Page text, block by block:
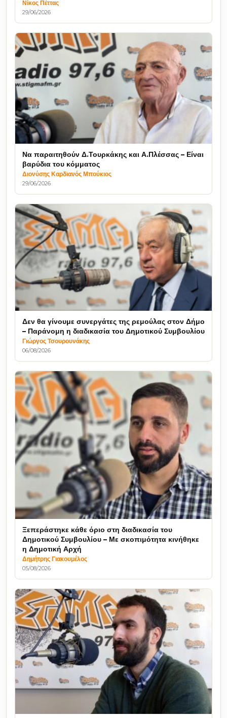
Νίκος Πέττας
29/06/2026
Να παραιτηθούν Δ.Τουρκάκης και Α.Πλέσσας – Είναι
βαρύδια του κόμματος
Διονύσης Καρδιανός Μπούκιος
29/06/2026
Δεν θα γίνουμε συνεργάτες της ρεμούλας στον Δήμο
– Παράνομη η διαδικασία του Δημοτικού Συμβουλίου
Γιώργος Τσουρουνάκης
06/08/2026
Ξεπεράστηκε κάθε όριο στη διαδικασία του
Δημοτικού Συμβουλίου – Με σκοπιμότητα κινήθηκε
η Δημοτική Αρχή
Δημήτρης Γιακουμέλος
05/08/2026